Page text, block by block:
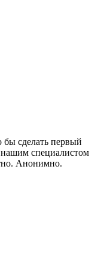
сделать первый
специалистом
Анонимно.